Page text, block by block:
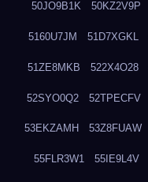
50JO9B1K 50KZ2V9P
5160U7JM 51D7XGKL
51ZE8MKB 522X4O28
52SYO0Q2 52TPECFV
53EKZAMH 53Z8FUAW
55FLR3W1 55IE9L4V